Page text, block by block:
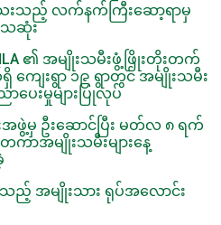
းသည့် လက်နက်ကြီးဆော့ရာမှ
ေဆုံး
၏ အမျိုးသမီးဖွံ့ဖြိုးတိုးတက်
ကျေးရွာ ၁၉ ရွာတွင် အမျိုးသမီး
ပေးမှုများပြုလုပ်
းအဖွဲ့မှ ဦးဆောင်ပြီး မတ်လ ၈ ရက်
ာအမျိုးသမီးများနေ့
ည့် အမျိုးသား ရုပ်အလောင်း